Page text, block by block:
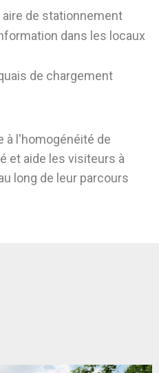
de stationnement
dans les locaux
de chargement
à l'homogénéité de
et aide les visiteurs à
long de leur parcours